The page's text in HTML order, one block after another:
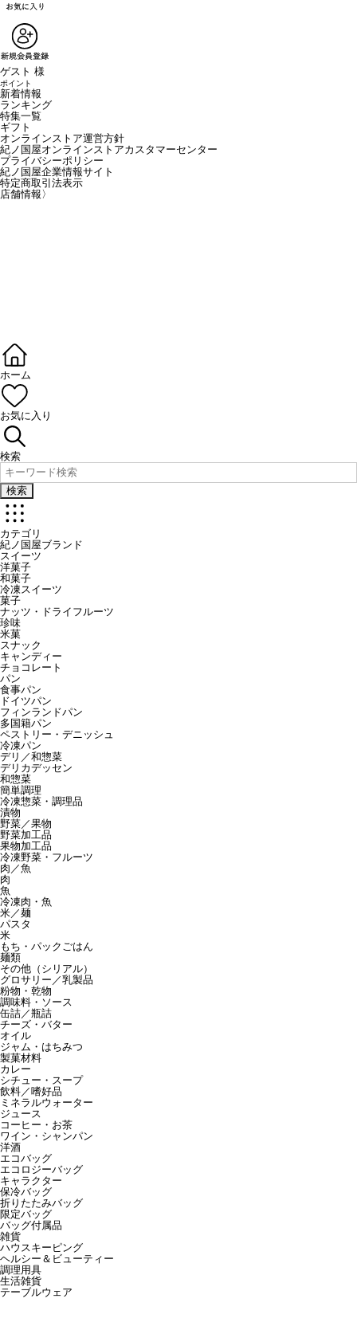
ゲスト 様
ポイント
新着情報
ランキング
特集一覧
ギフト
オンラインストア運営方針
紀ノ国屋オンラインストアカスタマーセンター
プライバシーポリシー
紀ノ国屋企業情報サイト
特定商取引法表示
店舗情報 〉
ホーム
お気に入り
検索
検索
カテゴリ
紀ノ国屋ブランド
スイーツ
洋菓子
和菓子
冷凍スイーツ
菓子
ナッツ・ドライフルーツ
珍味
米菓
スナック
キャンディー
チョコレート
パン
食事パン
ドイツパン
フィンランドパン
多国籍パン
ペストリー・デニッシュ
冷凍パン
デリ／和惣菜
デリカデッセン
和惣菜
簡単調理
冷凍惣菜・調理品
漬物
野菜／果物
野菜加工品
果物加工品
冷凍野菜・フルーツ
肉／魚
肉
魚
冷凍肉・魚
米／麺
パスタ
米
もち・パックごはん
麺類
その他（シリアル）
グロサリー／乳製品
粉物・乾物
調味料・ソース
缶詰／瓶詰
チーズ・バター
オイル
ジャム・はちみつ
製菓材料
カレー
シチュー・スープ
飲料／嗜好品
ミネラルウォーター
ジュース
コーヒー・お茶
ワイン・シャンパン
洋酒
エコバッグ
エコロジーバッグ
キャラクター
保冷バッグ
折りたたみバッグ
限定バッグ
バッグ付属品
雑貨
ハウスキーピング
ヘルシー＆ビューティー
調理用具
生活雑貨
テーブルウェア